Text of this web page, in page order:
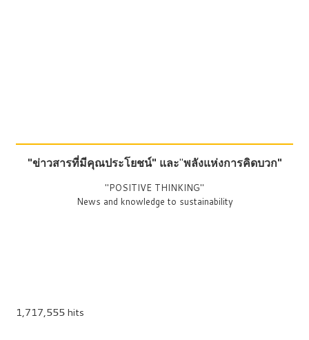
"ข่าวสารที่มีคุณประโยชน์" และ"พลังแห่งการคิดบวก"
"POSITIVE THINKING"
News and knowledge to sustainability
1,717,555 hits